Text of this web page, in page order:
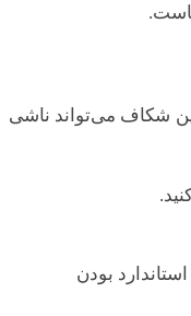
شکاف می‌تواند ناشی
بودن